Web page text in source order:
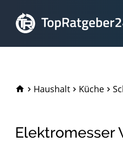
TopRatgeber24.de
Haushalt Küche
Elektromesser